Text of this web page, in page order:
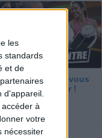
les
standards
et de
d'appareil.
à
votre
nécessiter
vite ? Ce que vous
vraiment savoir !